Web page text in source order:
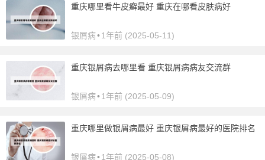
重庆哪里看牛皮癣最好 重庆在哪看皮肤病好
银屑病•1年前 (2025-05-11)
重庆银屑病去哪里看 重庆银屑病病友交流群
银屑病•1年前 (2025-05-09)
重庆哪里做银屑病最好 重庆银屑病最好的医院排名
银屑病•1年前 (2025-05-08)